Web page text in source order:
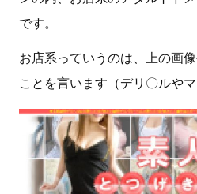
です。
お店系っていうのは、上の画
ことを言います（デリ〇ルやマ